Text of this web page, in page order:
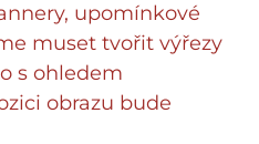
upomínkové
muset tvořit výřezy
s ohledem
obrazu bude